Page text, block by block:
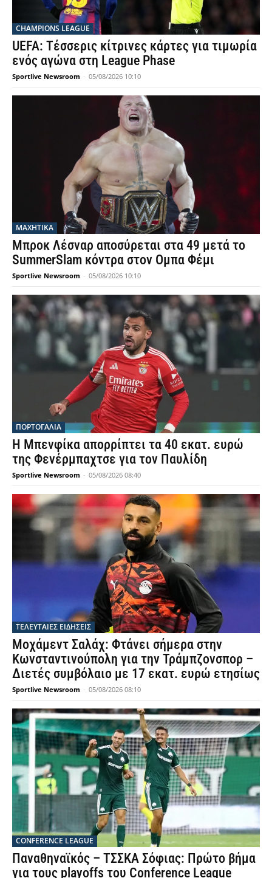
CHAMPIONS LEAGUE
UEFA: Τέσσερις κίτρινες κάρτες για τιμωρία
ενός αγώνα στη League Phase
Sportlive Newsroom - 05/08/2026 10:10
ΜΑΧΗΤΙΚΑ
Μπροκ Λέσναρ αποσύρεται στα 49 μετά το
SummerSlam κόντρα στον Ομπα Φέμι
Sportlive Newsroom - 05/08/2026 10:10
ΠΟΡΤΟΓΑΛΙΑ
Η Μπενφίκα απορρίπτει τα 40 εκατ. ευρώ
της Φενέρμπαχτσε για τον Παυλίδη
Sportlive Newsroom - 05/08/2026 08:40
ΤΕΛΕΥΤΑΙΕΣ ΕΙΔΗΣΕΙΣ
Μοχάμεντ Σαλάχ: Φτάνει σήμερα στην
Κωνσταντινούπολη για την Τράμπζονσπορ –
Διετές συμβόλαιο με 17 εκατ. ευρώ ετησίως
Sportlive Newsroom - 05/08/2026 08:10
CONFERENCE LEAGUE
Παναθηναϊκός – ΤΣΣΚΑ Σόφιας: Πρώτο βήμα
για τους playoffs του Conference League